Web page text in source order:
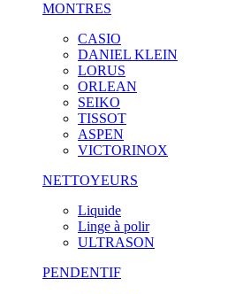
MONTRES
CASIO
DANIEL KLEIN
LORUS
ORLEAN
SEIKO
TISSOT
ASPEN
VICTORINOX
NETTOYEURS
Liquide
Linge à polir
ULTRASON
PENDENTIF